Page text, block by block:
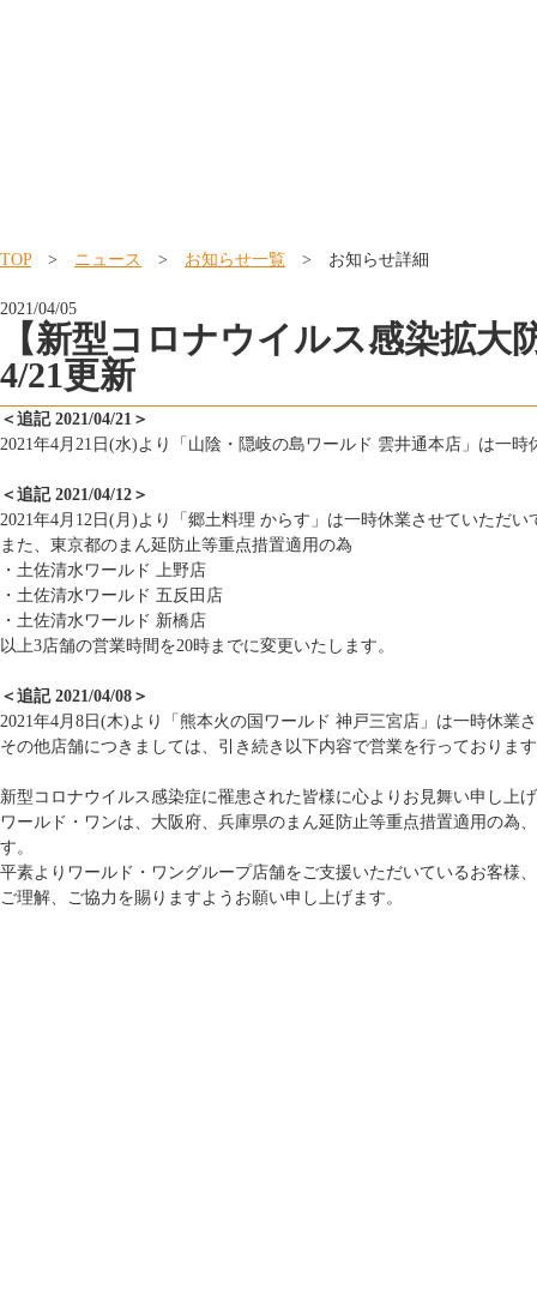
TOP> ニュース > お知らせ一覧 > お知らせ詳細
2021/04/05
【新型コロナウイルス感染拡
4/21更新
＜追記 2021/04/21＞
2021年4月21日(水)より「山陰・隠岐の島ワールド 雲井通本店」は一
＜追記 2021/04/12＞
2021年4月12日(月)より「郷土料理 からす」は一時休業させていただい
また、東京都のまん延防止等重点措置適用の為
・土佐清水ワールド 上野店
・土佐清水ワールド 五反田店
・土佐清水ワールド 新橋店
以上3店舗の営業時間を20時までに変更いたします。
＜追記 2021/04/08＞
2021年4月8日(木)より「熊本火の国ワールド 神戸三宮店」は一時休業
その他店舗につきましては、引き続き以下内容で営業を行っておりま
新型コロナウイルス感染症に罹患された皆様に心よりお見舞い申し上
ワールド・ワンは、大阪府、兵庫県のまん延防止等重点措置適用の為
す。
平素よりワールド・ワングループ店舗をご支援いただいているお客様
ご理解、ご協力を賜りますようお願い申し上げます。